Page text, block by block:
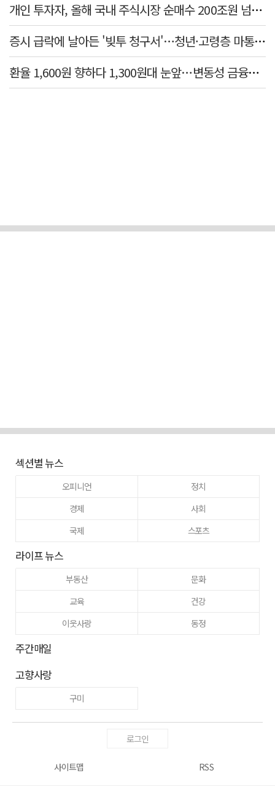
개인 투자자, 올해 국내 주식시장 순매수 200조원 넘었다
증시 급락에 날아든 '빚투 청구서'…청년·고령층 마통 연체↑
환율 1,600원 향하다 1,300원대 눈앞…변동성 금융위기 후 최고
섹션별 뉴스
오피니언
정치
경제
사회
국제
스포츠
라이프 뉴스
부동산
문화
교육
건강
이웃사랑
동정
주간매일
고향사랑
구미
로그인
사이트맵 RSS